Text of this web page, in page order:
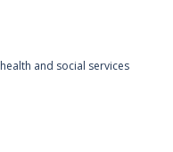
and social services